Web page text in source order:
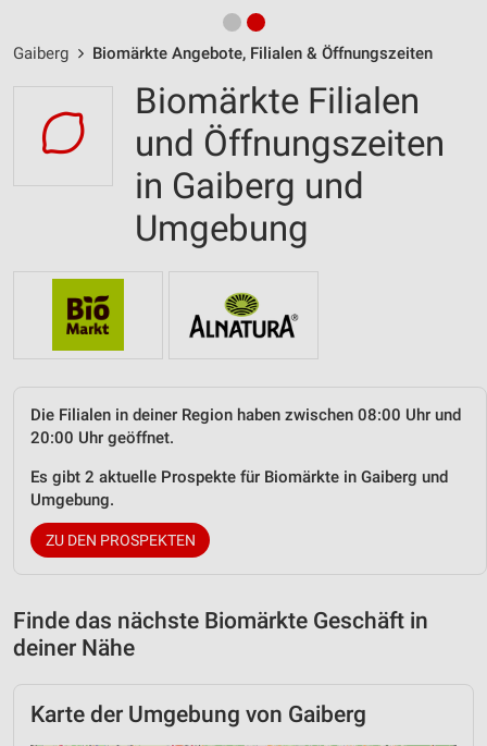
Gaiberg Biomärkte Angebote, Filialen & Öffnungszeiten
Biomärkte Filialen
und Öffnungszeiten
in Gaiberg und
Umgebung
Die Filialen in deiner Region haben zwischen 08:00 Uhr und
20:00 Uhr geöffnet.
Es gibt 2 aktuelle Prospekte für Biomärkte in Gaiberg und
Umgebung.
ZU DEN PROSPEKTEN
Finde das nächste Biomärkte Geschäft in
deiner Nähe
Karte der Umgebung von Gaiberg